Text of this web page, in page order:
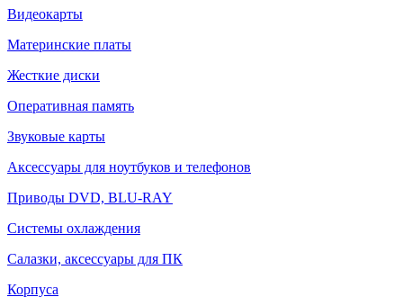
Видеокарты
Материнские платы
Жесткие диски
Оперативная память
Звуковые карты
Аксессуары для ноутбуков и телефонов
Приводы DVD, BLU-RAY
Системы охлаждения
Салазки, аксессуары для ПК
Корпуса